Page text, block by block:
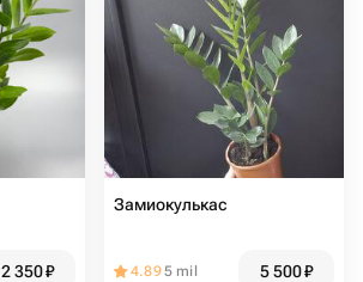
2 350₽
Замиокулькас
4.895 mil 5 500₽